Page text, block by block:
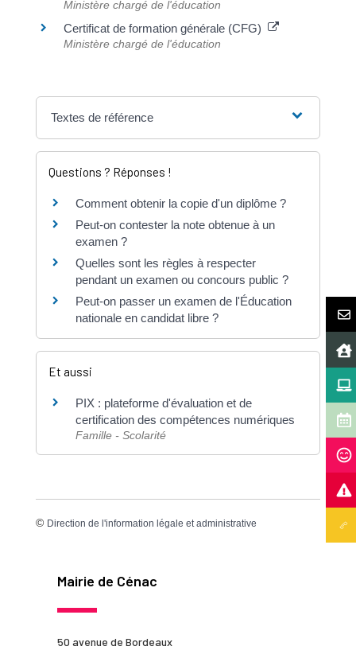
Ministère chargé de l'éducation
Certificat de formation générale (CFG)
Ministère chargé de l'éducation
Textes de référence
Questions ? Réponses !
Comment obtenir la copie d'un diplôme ?
Peut-on contester la note obtenue à un
examen ?
Quelles sont les règles à respecter
pendant un examen ou concours public ?
Peut-on passer un examen de l'Éducation
nationale en candidat libre ?
Et aussi
PIX : plateforme d'évaluation et de
certification des compétences numériques
Famille - Scolarité
© Direction de l'information légale et administrative
Mairie de Cénac
50 avenue de Bordeaux